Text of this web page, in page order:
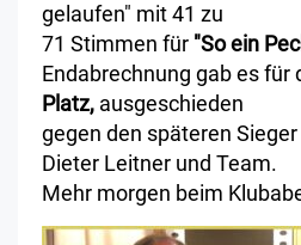
gelaufen" mit 41 zu
71 Stimmen für "So ein
Endabrechnung gab es für
Platz, ausgeschieden
gegen den späteren
Dieter Leitner und Team.
Mehr morgen beim